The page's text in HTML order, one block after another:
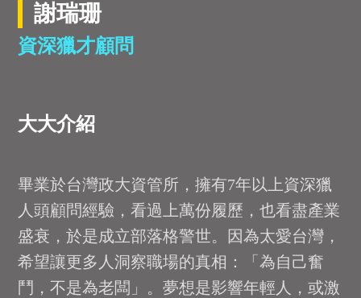
謝瑞珊
資深獵才顧問
大大介紹
畢業於台灣政大資管所，擁有7年以上資深獵
人頭顧問經驗，看過上萬份履歷，也看盡產業
盛衰，於是成立部落格警世。因為太愛台灣，
希望讓更多人洞察職場的真相：「為自己奮
鬥，不是為老闆」。夢想是影響年輕人，或激